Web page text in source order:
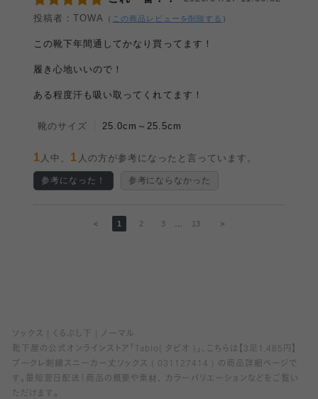
投稿者：TOWA
（ この商品レビューを削除する ）
この靴下年間通してかなり買ってます！
履き心地いいので！
ある程度汗も吸い取ってくれてます！
靴のサイズ 25.0cm～25.5cm
1 人中、 1 人の方が参考になったと言っています。
参考になった！ 参考にならなかった
＜ 1 2 3 13 ＞
ソックス くるぶし下
ノーマル
靴下屋の公式オンラインストア「Tabio( タビオ )」、こちらは【3足1,485円】
ブークレ刺繍スニーカー丈ソックス ( 031127414 ) の商品詳細ページで
す。最短翌日配送！商品の概要や素材、 カラーバリエーションなどをご覧い
ただけます。